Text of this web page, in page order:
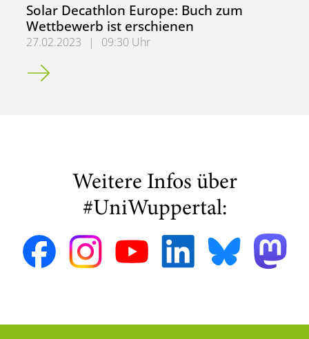
Solar Decathlon Europe: Buch zum
Wettbewerb ist erschienen
27.02.2023 |
09:30 Uhr
Solar Decathlon Europe: Buch zum Wettbewerb ist
Weitere Infos über
#UniWuppertal: